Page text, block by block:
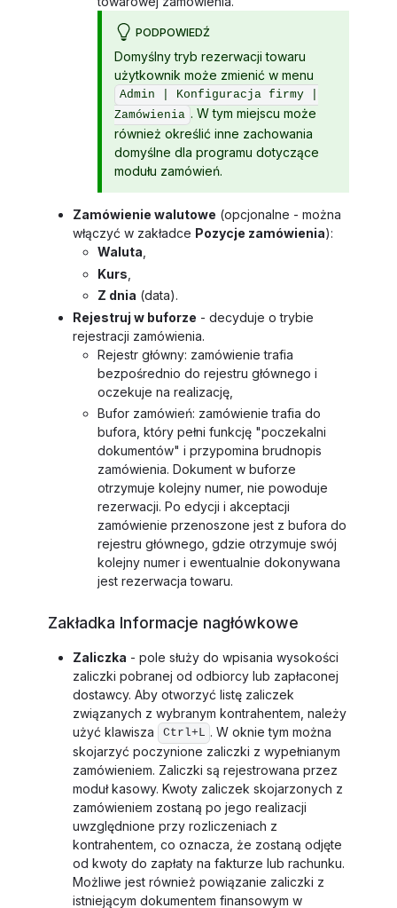
PODPOWIEDŹ
Domyślny tryb rezerwacji towaru
użytkownik może zmienić w menu
Admin | Konfiguracja firmy |
Zamówienia . W tym miejscu może
również określić inne zachowania
domyślne dla programu dotyczące
modułu zamówień.
Zamówienie walutowe (opcjonalne - można
włączyć w zakładce Pozycje zamówienia):
Waluta
Kurs
Z dnia (data).
Rejestruj w buforze - decyduje o trybie
rejestracji zamówienia.
Rejestr główny: zamówienie trafia
bezpośrednio do rejestru głównego i
oczekuje na realizację,
Bufor zamówień: zamówienie trafia do
bufora, który pełni funkcję "poczekalni
dokumentów" i przypomina brudnopis
zamówienia. Dokument w buforze
otrzymuje kolejny numer, nie powoduje
rezerwacji. Po edycji i akceptacji
zamówienie przenoszone jest z bufora do
rejestru głównego, gdzie otrzymuje swój
kolejny numer i ewentualnie dokonywana
jest rezerwacja towaru.
Zakładka Informacje nagłówkowe
Zaliczka - pole służy do wpisania wysokości
zaliczki pobranej od odbiorcy lub zapłaconej
dostawcy. Aby otworzyć listę zaliczek
związanych z wybranym kontrahentem, należy
użyć klawisza
Ctrl+L . W oknie tym można
skojarzyć poczynione zaliczki z wypełnianym
zamówieniem. Zaliczki są rejestrowana przez
moduł kasowy. Kwoty zaliczek skojarzonych z
zamówieniem zostaną po jego realizacji
uwzględnione przy rozliczeniach z
kontrahentem, co oznacza, że zostaną odjęte
od kwoty do zapłaty na fakturze lub rachunku.
Możliwe jest również powiązanie zaliczki z
istniejącym dokumentem finansowym w